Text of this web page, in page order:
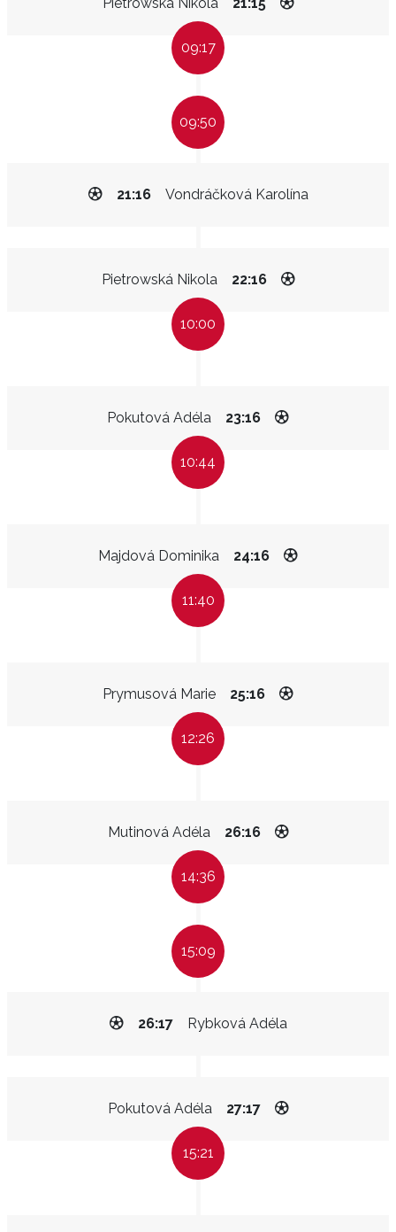
09:17
09:50
Vondráčková Karolína
21:16
Pietrowská Nikola 22:16
10:00
Pokutová Adéla 23:16
10:44
Majdová Dominika 24:16
11:40
Prymusová Marie 25:16
12:26
Mutinová Adéla 26:16
14:36
15:09
Rybková Adéla
26:17
Pokutová Adéla 27:17
15:21